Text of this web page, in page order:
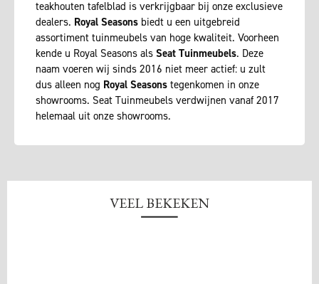
teakhouten tafelblad is verkrijgbaar bij onze exclusieve
dealers. Royal Seasons biedt u een uitgebreid
assortiment tuinmeubels van hoge kwaliteit. Voorheen
kende u Royal Seasons als Seat Tuinmeubels. Deze
naam voeren wij sinds 2016 niet meer actief: u zult
dus alleen nog Royal Seasons tegenkomen in onze
showrooms. Seat Tuinmeubels verdwijnen vanaf 2017
helemaal uit onze showrooms.
VEEL BEKEKEN